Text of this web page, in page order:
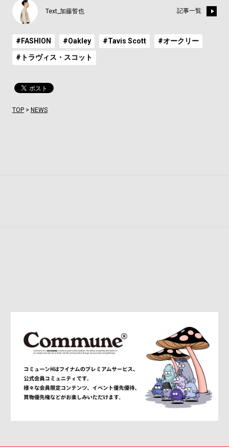
Text_加藤誓也 記事一覧
#FASHION #Oakley #Tavis Scott #オークリー
#トラヴィス・スコット
TOP> NEWS